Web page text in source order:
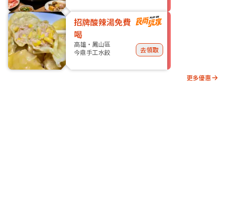
招牌酸辣湯免費
喝
高雄・鳳山區
今鼎手工水餃
去領取
更多優惠